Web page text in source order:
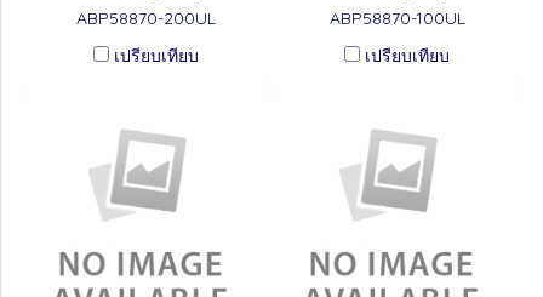
ABP58870-200UL
เปรียบเทียบ
ABP58870-100UL
เปรียบเทียบ